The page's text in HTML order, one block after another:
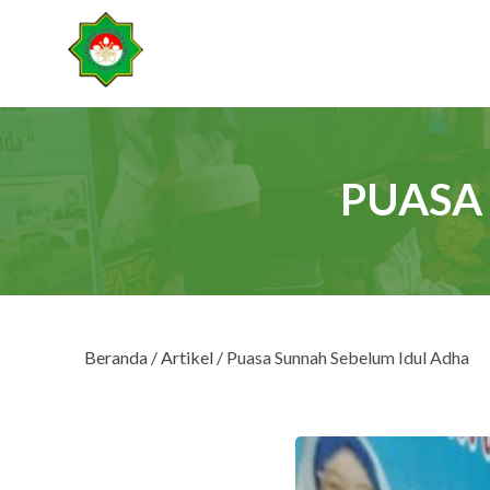
Beranda /Artikel / Puasa Sunnah Sebelum Idul Adha